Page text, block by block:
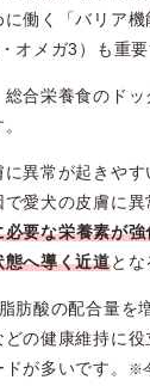
働く「バリア
オメガ3）も重要
合栄養食のド
異常が起きやす
愛犬の皮膚に異
要な栄養素が
態へ導く近道とな
肪酸の配合量を
の健康維持に
が多いです。
※